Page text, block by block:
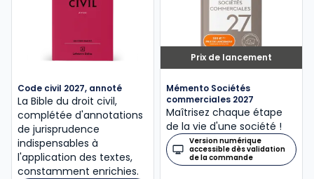
Code civil 2027, annoté
La Bible du droit civil,
complétée d'annotations
de jurisprudence
indispensables à
l'application des textes,
constamment enrichies.
Prix de lancement
Mémento Sociétés
commerciales 2027
Maîtrisez chaque étape
de la vie d'une société !
Version numérique
accessible dès validation
de la commande